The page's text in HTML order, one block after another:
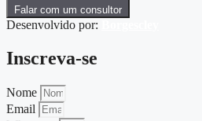
Falar com um consultor
Desenvolvido por:
Inscreva-se
Nome
Email